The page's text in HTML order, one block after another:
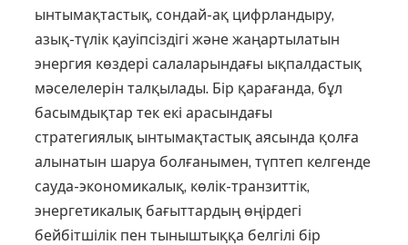
ынтымақтастық, сондай-ақ цифрландыру,
азық-түлік қауіпсіздігі және жаңартылатын
энергия көздері салаларындағы ықпалдастық
мәселелерін талқылады. Бір қарағанда, бұл
басымдықтар тек екі арасындағы
стратегиялық ынтымақтастық аясында қолға
алынатын шаруа болғанымен, түптеп келгенде
сауда-экономикалық, көлік-транзиттік,
энергетикалық ба­ғыт­тардың өңірдегі
бейбітшілік пен тыныштыққа белгілі бір